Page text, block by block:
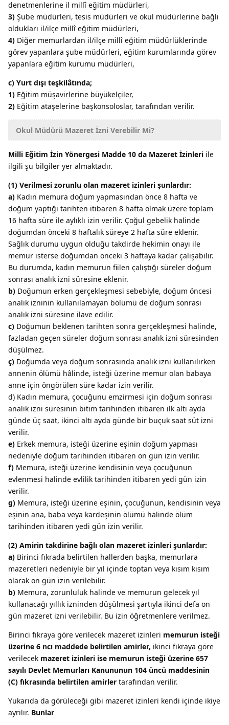
denetmenlerine il millî eğitim müdürleri,
3) Şube müdürleri, tesis müdürleri ve okul müdürlerine bağlı
oldukları il/ilçe millî eğitim müdürleri,
4) Diğer memurlardan il/ilçe millî eğitim müdürlüklerinde
görev yapanlara şube müdürleri, eğitim kurumlarında görev
yapanlara eğitim kurumu müdürleri,
c) Yurt dışı teşkilâtında;
1) Eğitim müşavirlerine büyükelçiler,
2) Eğitim ataşelerine başkonsoloslar, tarafından verilir.
Okul Müdürü Mazeret İzni Verebilir Mi?
Milli Eğitim İzin Yönergesi Madde 10 da Mazeret İzinleri ile
ilgili şu bilgiler yer almaktadır.
(1) Verilmesi zorunlu olan mazeret izinleri şunlardır:
a) Kadın memura doğum yapmasından önce 8 hafta ve
doğum yaptığı tarihten itibaren 8 hafta olmak üzere toplam
16 hafta süre ile aylıklı izin verilir. Çoğul gebelik halinde
doğumdan önceki 8 haftalık süreye 2 hafta süre eklenir.
Sağlık durumu uygun olduğu takdirde hekimin onayı ile
memur isterse doğumdan önceki 3 haftaya kadar çalışabilir.
Bu durumda, kadın memurun fiilen çalıştığı süreler doğum
sonrası analık izni süresine eklenir.
b) Doğumun erken gerçekleşmesi sebebiyle, doğum öncesi
analık izninin kullanılamayan bölümü de doğum sonrası
analık izni süresine ilave edilir.
c) Doğumun beklenen tarihten sonra gerçekleşmesi halinde,
fazladan geçen süreler doğum sonrası analık izni süresinden
düşülmez.
ç) Doğumda veya doğum sonrasında analık izni kullanılırken
annenin ölümü hâlinde, isteği üzerine memur olan babaya
anne için öngörülen süre kadar izin verilir.
d) Kadın memura, çocuğunu emzirmesi için doğum sonrası
analık izni süresinin bitim tarihinden itibaren ilk altı ayda
günde üç saat, ikinci altı ayda günde bir buçuk saat süt izni
verilir.
e) Erkek memura, isteği üzerine eşinin doğum yapması
nedeniyle doğum tarihinden itibaren on gün izin verilir.
f) Memura, isteği üzerine kendisinin veya çocuğunun
evlenmesi halinde evlilik tarihinden itibaren yedi gün izin
verilir.
g) Memura, isteği üzerine eşinin, çocuğunun, kendisinin veya
eşinin ana, baba veya kardeşinin ölümü halinde ölüm
tarihinden itibaren yedi gün izin verilir.
(2) Amirin takdirine bağlı olan mazeret izinleri şunlardır:
a) Birinci fıkrada belirtilen hallerden başka, memurlara
mazeretleri nedeniyle bir yıl içinde toptan veya kısım kısım
olarak on gün izin verilebilir.
b) Memura, zorunluluk halinde ve memurun gelecek yıl
kullanacağı yıllık izninden düşülmesi şartıyla ikinci defa on
gün mazeret izni verilebilir. Bu izin öğretmenlere verilmez.
Birinci fıkraya göre verilecek mazeret izinleri memurun isteği
üzerine 6 ncı maddede belirtilen amirler, ikinci fıkraya göre
verilecek mazeret izinleri ise memurun isteği üzerine 657
sayılı Devlet Memurları Kanununun 104 üncü maddesinin
(C) fıkrasında belirtilen amirler tarafından verilir.
Yukarıda da görüleceği gibi mazeret izinleri kendi içinde ikiye
ayrılır. Bunlar